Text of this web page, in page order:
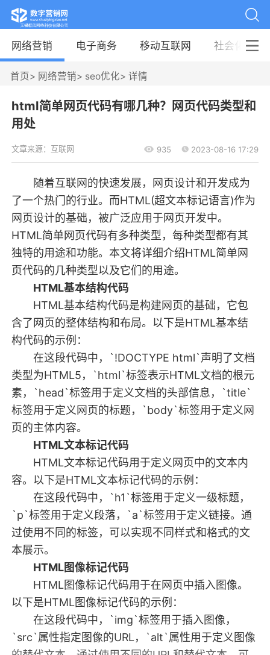
网络营销 电子商务 移动互联网 社会化媒体
首页> 网络营销> seo优化> 详情
html简单网页代码有哪几种？网页代码类型和
用处
文章来源：互联网 935 2023-08-16 17:29
随着互联网的快速发展，网页设计和开发成为
了一个热门的行业。而HTML(超文本标记语言)作为
网页设计的基础，被广泛应用于网页开发中。
HTML简单网页代码有多种类型，每种类型都有其
独特的用途和功能。本文将详细介绍HTML简单网
页代码的几种类型以及它们的用途。
HTML基本结构代码
HTML基本结构代码是构建网页的基础，它包
含了网页的整体结构和布局。以下是HTML基本结
构代码的示例：
在这段代码中，`!DOCTYPE html`声明了文档
类型为HTML5，`html`标签表示HTML文档的根元
素，`head`标签用于定义文档的头部信息，`title`
标签用于定义网页的标题，`body`标签用于定义网
页的主体内容。
HTML文本标记代码
HTML文本标记代码用于定义网页中的文本内
容。以下是HTML文本标记代码的示例：
在这段代码中，`h1`标签用于定义一级标题，
`p`标签用于定义段落，`a`标签用于定义链接。通
过使用不同的标签，可以实现不同样式和格式的文
本展示。
HTML图像标记代码
HTML图像标记代码用于在网页中插入图像。
以下是HTML图像标记代码的示例：
在这段代码中，`img`标签用于插入图像，
`src`属性指定图像的URL，`alt`属性用于定义图像